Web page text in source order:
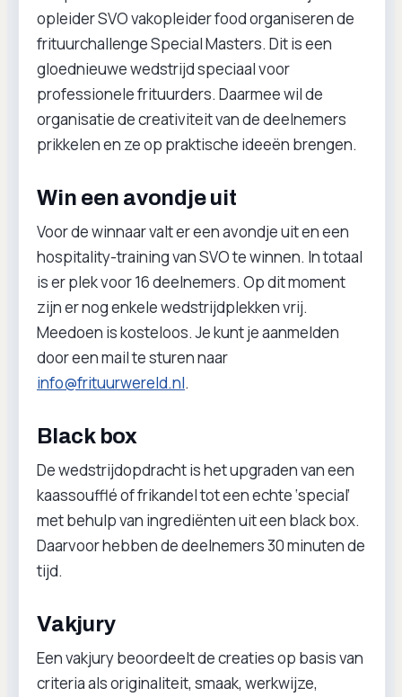
opleider SVO vakopleider food organiseren de
frituurchallenge Special Masters. Dit is een
gloednieuwe wedstrijd speciaal voor
professionele frituurders. Daarmee wil de
organisatie de creativiteit van de deelnemers
prikkelen en ze op praktische ideeën brengen.
Win een avondje uit
Voor de winnaar valt er een avondje uit en een
hospitality-training van SVO te winnen. In totaal
is er plek voor 16 deelnemers. Op dit moment
zijn er nog enkele wedstrijdplekken vrij.
Meedoen is kosteloos. Je kunt je aanmelden
door een mail te sturen naar
info@frituurwereld.nl.
Black box
De wedstrijdopdracht is het upgraden van een
kaassoufflé of frikandel tot een echte ‘special’
met behulp van ingrediënten uit een black box.
Daarvoor hebben de deelnemers 30 minuten de
tijd.
Vakjury
Een vakjury beoordeelt de creaties op basis van
criteria als originaliteit, smaak, werkwijze,